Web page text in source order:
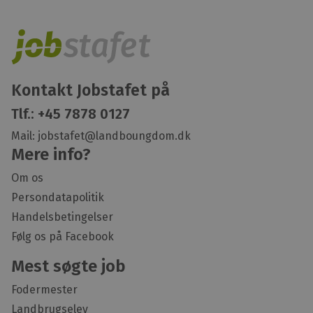
Kontakt Jobstafet på
Tlf.: +45 7878 0127
Mail: jobstafet@landboungdom.dk
Mere info?
Om os
Persondatapolitik
Handelsbetingelser
Følg os på Facebook
Mest søgte job
Fodermester
Landbrugselev